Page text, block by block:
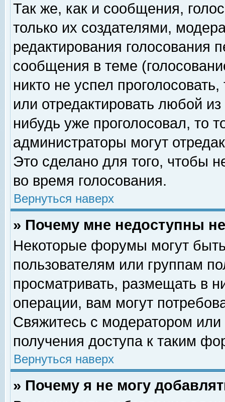
Так же, как и сообщения,
только их создателями,
редактирования голосования
сообщения в теме
никто не успел
или отредактировать любой
нибудь уже проголосовал, то
администраторы могут
Это сделано для того, чтобы
во время голосования.
Вернуться наверх
» Почему мне недоступны
Некоторые форумы могут
пользователям или группам
просматривать, размещать в
операции, вам могут
Свяжитесь с модератором
получения доступа к таким
Вернуться наверх
» Почему я не могу